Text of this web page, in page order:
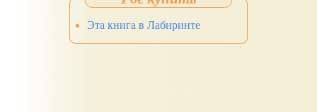
Эта книга в Лабиринте